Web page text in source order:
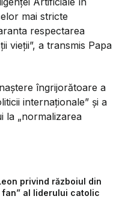
mai stricte
respectarea
vieții”, a transmis Papa
îngrijorătoare a
internaționale” și a
la „normalizarea
privind războiul din
fan” al liderului catolic